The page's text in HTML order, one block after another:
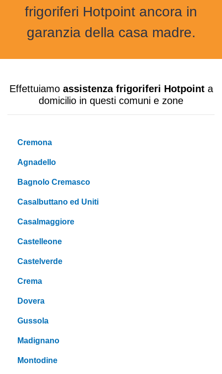
frigoriferi Hotpoint ancora in
garanzia della casa madre.
Effettuiamo assistenza frigoriferi Hotpointa
domicilio in questi comuni e zone
Cremona
Agnadello
Bagnolo Cremasco
Casalbuttano ed Uniti
Casalmaggiore
Castelleone
Castelverde
Crema
Dovera
Gussola
Madignano
Montodine